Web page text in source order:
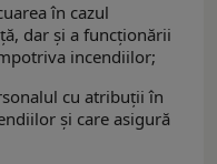
în cazul
dar și a funcționării
incendiilor;
cu atribuții în
și care asigură